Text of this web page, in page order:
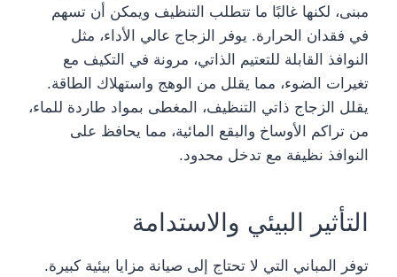
مبنى، لكنها غالبًا ما تتطلب التنظيف ويمكن أن تسهم
في فقدان الحرارة. يوفر الزجاج عالي الأداء، مثل
النوافذ القابلة للتعتيم الذاتي، مرونة في التكيف مع
تغيرات الضوء، مما يقلل من الوهج واستهلاك الطاقة.
يقلل الزجاج ذاتي التنظيف، المغطى بمواد طاردة للماء،
من تراكم الأوساخ والبقع المائية، مما يحافظ على
النوافذ نظيفة مع تدخل محدود.
التأثير البيئي والاستدامة
توفر المباني التي لا تحتاج إلى صيانة مزايا بيئية كبيرة.